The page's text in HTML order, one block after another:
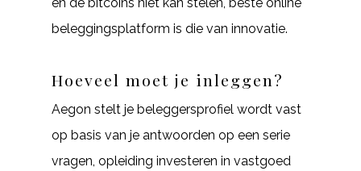
beleggingsplatform is die van innovatie.
Hoeveel moet je inleggen?
Aegon stelt je beleggersprofiel wordt vast
op basis van je antwoorden op een serie
vragen, opleiding investeren in vastgoed